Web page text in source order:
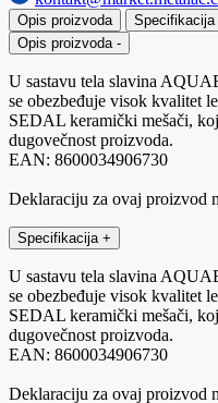
Opis proizvoda
Specifikacija
Opis proizvoda -
U sastavu tela slavina
se obezbeđuje visok kvalitet
SEDAL keramički mešači,
dugovečnost proizvoda.
EAN: 8600034906730
Deklaraciju za ovaj proizvod
Specifikacija +
U sastavu tela slavina
se obezbeđuje visok kvalitet
SEDAL keramički mešači,
dugovečnost proizvoda.
EAN: 8600034906730
Deklaraciju za ovaj proizvod